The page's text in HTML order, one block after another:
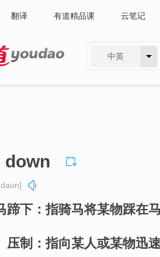
翻译 有道精品课 云笔记
中英
down
蹄下：指骑马将某物踩在
压制：指向某人或某物迅